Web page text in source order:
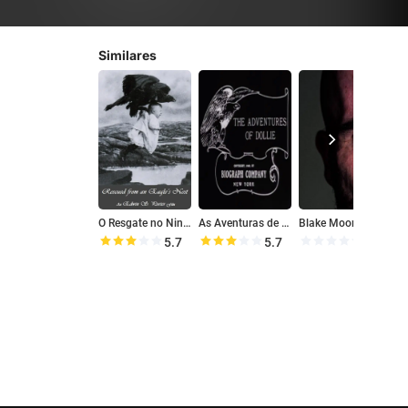
Similares
O Resgate no Ninho da Águia
5.7
As Aventuras de Dollie
5.7
Blake Moore